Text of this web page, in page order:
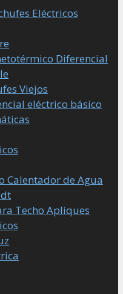
Eléctricos
Diferencial
Viejos
eléctrico básico
Calentador de Agua
Techo Apliques